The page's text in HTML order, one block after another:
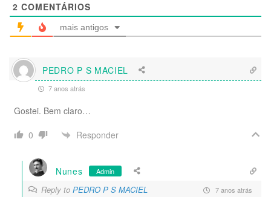
2 COMENTÁRIOS
mais antigos
PEDRO P S MACIEL
7 anos atrás
Gostei. Bem claro…
0
Responder
Nunes Admin
Reply to PEDRO P S MACIEL 7 anos atrás